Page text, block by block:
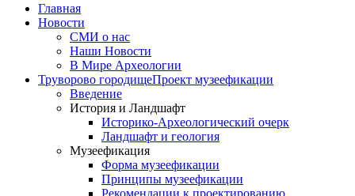
Главная
Новости
СМИ о нас
Наши Новости
В Мире Археологии
Труворово городищеПроект музеефикации
Введение
История и Ландшафт
Историко-Археологический очерк
Ландшафт и геология
Музеефикация
Форма музеефикации
Принципы музеефикации
Рекомендации к проектированию